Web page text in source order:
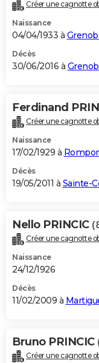
Créer une cagnotte
Naissance
04/04/1933 à
Décès
30/06/2016 à
Ferdinand
Créer une cagnotte
Naissance
17/02/1929 à
Décès
19/05/2011 à Sainte-
Nello PRINCIC
Créer une cagnotte
Naissance
24/12/1926
Décès
11/02/2009 à
Bruno PRINCIC
Créer une cagnotte